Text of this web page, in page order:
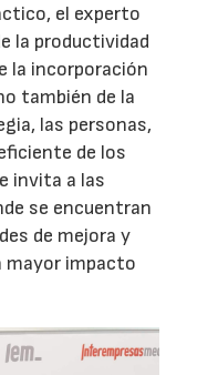
el experto
la productividad
la incorporación
también de la
las personas,
de los
invita a las
se encuentran
de mejora y
mayor impacto